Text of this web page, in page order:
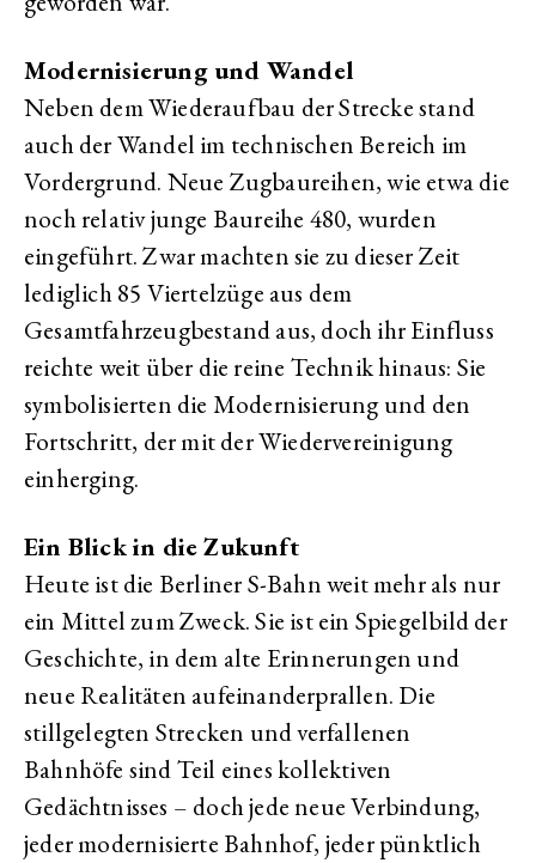
Modernisierung und Wandel
Neben dem Wiederaufbau der Strecke stand
auch der Wandel im technischen Bereich im
Vordergrund. Neue Zugbaureihen, wie etwa die
noch relativ junge Baureihe 480, wurden
eingeführt. Zwar machten sie zu dieser Zeit
lediglich 85 Viertelzüge aus dem
Gesamtfahrzeugbestand aus, doch ihr Einfluss
reichte weit über die reine Technik hinaus: Sie
symbolisierten die Modernisierung und den
Fortschritt, der mit der Wiedervereinigung
einherging.
Ein Blick in die Zukunft
Heute ist die Berliner S-Bahn weit mehr als nur
ein Mittel zum Zweck. Sie ist ein Spiegelbild der
Geschichte, in dem alte Erinnerungen und
neue Realitäten aufeinanderprallen. Die
stillgelegten Strecken und verfallenen
Bahnhöfe sind Teil eines kollektiven
Gedächtnisses – doch jede neue Verbindung,
jeder modernisierte Bahnhof, jeder pünktlich